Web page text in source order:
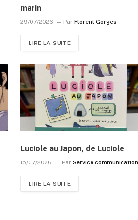
marin
29/07/2026 Par Florent Gorges
LIRE LA SUITE
Luciole au Japon, de Luciole
15/07/2026 Par Service communication
LIRE LA SUITE